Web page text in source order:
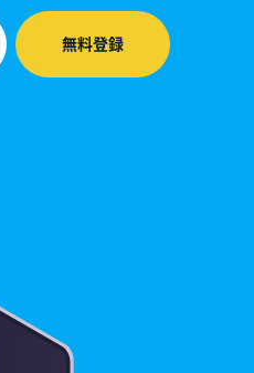
無料登録